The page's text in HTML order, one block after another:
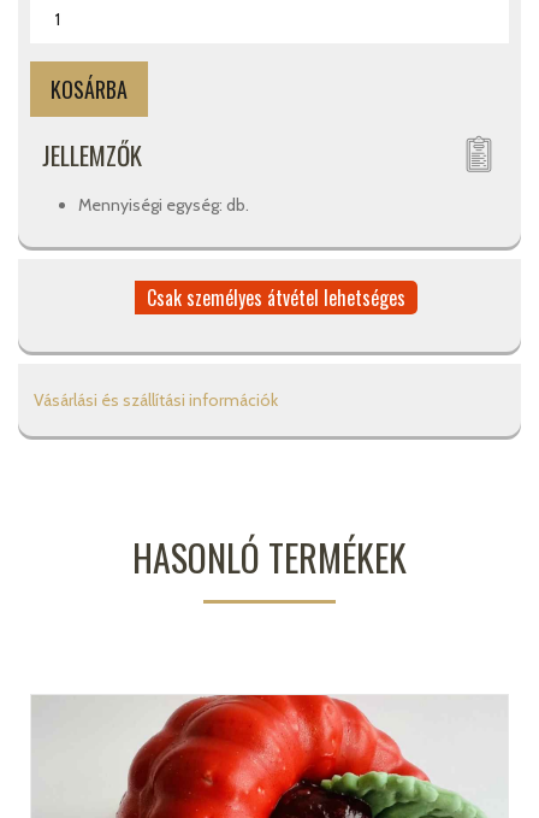
JELLEMZŐK
Mennyiségi egység: db.
Csak személyes átvétel lehetséges
Vásárlási és szállítási információk
HASONLÓ TERMÉKEK